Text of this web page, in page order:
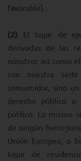
favorable).
(2) El lugar de
derivadas de las
nosotros así como
con nuestra
consumidor, sino
derecho público o
público. Lo mismo
de ningún fuero
Unión Europea, o
lugar de